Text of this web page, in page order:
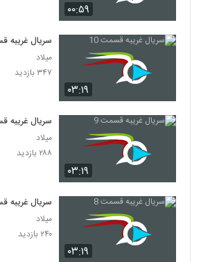
۰۰:۵۹
۰۳:۱۹
سریال غریبه
میلاد
۳۴۷ بازدید
۰۳:۱۹
سریال غریبه
میلاد
۲۸۸ بازدید
۰۳:۱۹
سریال غریبه
میلاد
۲۴۰ بازدید